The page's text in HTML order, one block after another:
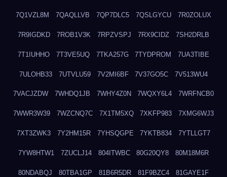
7Q1VZL8M 7QAQLLVB 7QP7DLC5 7QSLGYCU 7R0ZOLUX
7R9IGDKD 7ROB1V3K 7RPZVSPJ 7RX9CIDZ 7SH2DRLB
7T1IUHHO 7T3VE5UQ 7TKA257G 7TYDPROM 7UA3TIBE
7ULOHB33 7UTVLU59 7V2MI6BF 7V37GO5C 7V513WU4
7VACJZDW 7WHDQ1JB 7WHY4Z0N 7WQXY6L4 7WRFNCB0
7WWR3W39 7WZCNQ7C 7X1TM5XQ 7XKFP983 7XMG6WJ3
7XT3ZWK3 7Y2HM15R 7YHSQGPE 7YKTB834 7YTLLGT7
7YW8HTW1 7ZUCLJ14 804ITWBC 80G20QY8 80M18M6R
80NDABQJ 80TBA1GP 81B6R5DR 81F9BZC4 81GAYE1F